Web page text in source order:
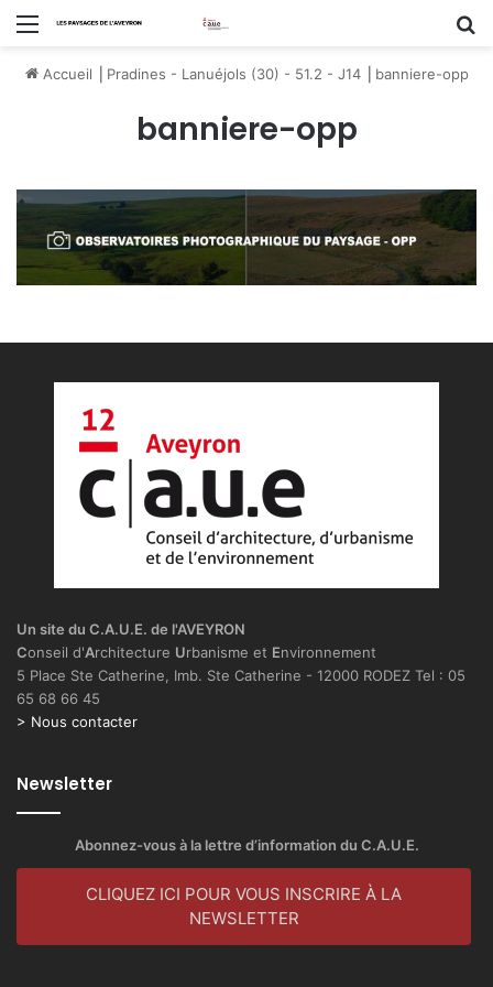
Menu
Accueil Pradines - Lanuéjols (30) - 51.2 - J14 banniere-opp
banniere-opp
Un site du C.A.U.E. de l'AVEYRON
Conseil d'Architecture Urbanisme et Environnement
5 Place Ste Catherine, Imb. Ste Catherine - 12000 RODEZ Tel : 05
65 68 66 45
> Nous contacter
Newsletter
Abonnez-vous à la lettre d’information du C.A.U.E.
CLIQUEZ ICI POUR VOUS INSCRIRE À LA
NEWSLETTER